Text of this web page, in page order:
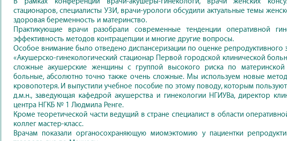
стационаров, специалисты УЗИ, врачи-урологи обсудили актуальные темы
здоровая беременность и материнство.
Практикующие врачи разобрали современные тенденции оперативной
эффективность методов контрацепции и многие другие вопросы.
Особое внимание было отведено диспансеризации по оценке репродуктивного
«Акушерско-гинекологический стационар Первой городской клинической
сложные акушерские женщины с группой высокого риска по материнской
больные, абсолютно точно также очень сложные. Мы используем новые
кровопотеря. И выпустили учебное пособие по этому поводу, которым
д.м.н., заведующая кафедрой акушерства и гинекологии НГИУВа, директор
центра НГКБ № 1 Людмила Ренге.
Кроме теоретической части ведущий в стране специалист в области
коллег мастер-класс.
Врачам показали органосохраняющую миомэктомию у пациентки